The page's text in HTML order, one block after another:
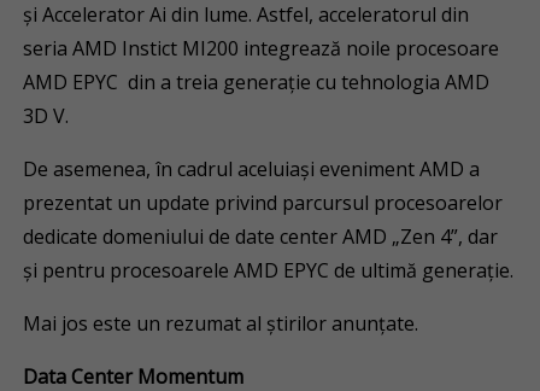
și Accelerator Ai din lume. Astfel, acceleratorul din
seria AMD Instict MI200 integrează noile procesoare
AMD EPYC din a treia generație cu tehnologia AMD
3D V.
De asemenea, în cadrul aceluiași eveniment AMD a
prezentat un update privind parcursul procesoarelor
dedicate domeniului de date center AMD „Zen 4”, dar
și pentru procesoarele AMD EPYC de ultimă generație.
Mai jos este un rezumat al știrilor anunțate.
Data Center Momentum